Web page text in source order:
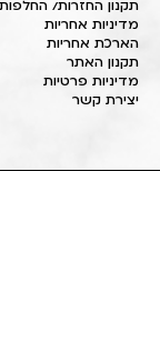
תקנון החזרות/ החלפות
מדיניות אחריות
הארכת אחריות
תקנון האתר
מדיניות פרטיות
יצירת קשר